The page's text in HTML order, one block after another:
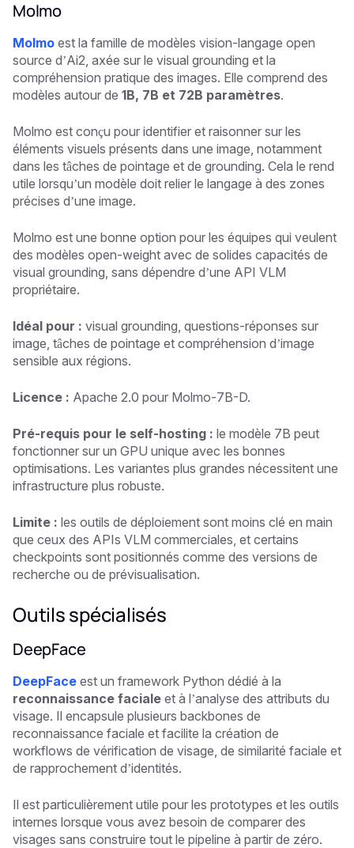
Molmo
Molmo est la famille de modèles vision-langage open
source d’Ai2, axée sur le visual grounding et la
compréhension pratique des images. Elle comprend des
modèles autour de 1B, 7B et 72B paramètres.
Molmo est conçu pour identifier et raisonner sur les
éléments visuels présents dans une image, notamment
dans les tâches de pointage et de grounding. Cela le rend
utile lorsqu’un modèle doit relier le langage à des zones
précises d’une image.
Molmo est une bonne option pour les équipes qui veulent
des modèles open-weight avec de solides capacités de
visual grounding, sans dépendre d’une API VLM
propriétaire.
Idéal pour : visual grounding, questions-réponses sur
image, tâches de pointage et compréhension d’image
sensible aux régions.
Licence : Apache 2.0 pour Molmo-7B-D.
Pré-requis pour le self-hosting : le modèle 7B peut
fonctionner sur un GPU unique avec les bonnes
optimisations. Les variantes plus grandes nécessitent une
infrastructure plus robuste.
Limite : les outils de déploiement sont moins clé en main
que ceux des APIs VLM commerciales, et certains
checkpoints sont positionnés comme des versions de
recherche ou de prévisualisation.
Outils spécialisés
DeepFace
DeepFace est un framework Python dédié à la
reconnaissance faciale et à l’analyse des attributs du
visage. Il encapsule plusieurs backbones de
reconnaissance faciale et facilite la création de
workflows de vérification de visage, de similarité faciale et
de rapprochement d’identités.
Il est particulièrement utile pour les prototypes et les outils
internes lorsque vous avez besoin de comparer des
visages sans construire tout le pipeline à partir de zéro.